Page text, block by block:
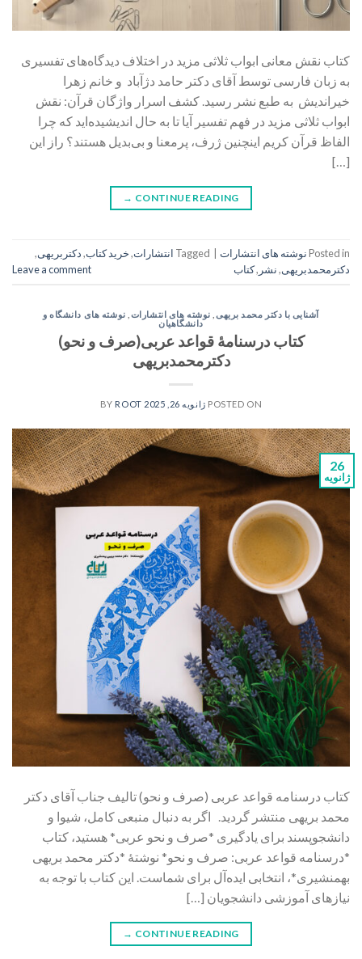
کتاب نقش معانی ابواب ثلاثی مزید در اختلاف دیدگاه‌های تفسیری
به زبان فارسی توسط آقای دکتر حامد دژآباد و خانم زهرا
خیراندیش به طبع نشر رسید. کشف اسرار واژگان قرآن: نقش
ابواب ثلاثی مزید در فهم تفسیر آیا تا به حال اندیشیده‌اید که چرا
الفاظ قرآن کریم اینچنین ژرف، پرمعنا و بی‌بدیل هستند؟ راز این
[…]
CONTINUE READING
→
Posted inنوشته های انتشارات Tagged انتشارات,خرید کتاب,دکتربریهی,
دکترمحمدبریهی,نشر ,کتاب Leave a comment
آشنایی با دکتر محمد بریهی نوشته های انتشارات نوشته های دانشگاه و
دانشگاهیان
کتاب درسنامۀ قواعد عربی(صرف و نحو)
دکترمحمدبریهی
POSTED ON ژانویه 26, 2025 ROOT
26
ژانویه
کتاب درسنامه قواعد عربی (صرف و نحو) تالیف جناب آقای دکتر
محمد بریهی منتشر گردید. اگر به دنبال منبعی کامل، شیوا و
دانشجوپسند برای یادگیری *صرف و نحو عربی* هستید، کتاب
*درسنامه قواعد عربی: صرف و نحو* نوشتۀ *دکتر محمد بریهی
بهمنشیری*، انتخابی ایده‌آل برای شماست. این کتاب با توجه به
نیازهای آموزشی دانشجویان […]
CONTINUE READING
→